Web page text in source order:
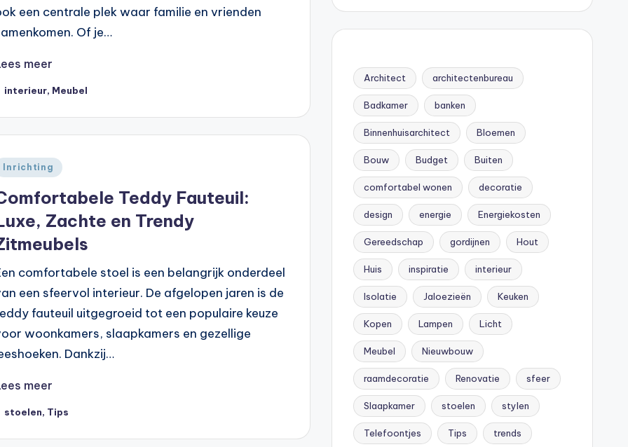
een centrale plek waar familie en vrienden
Of je…
meer
interieur, Meubel
Inrichting
Teddy Fauteuil:
Zachte en Trendy
comfortabele stoel is een belangrijk onderdeel
een sfeervol interieur. De afgelopen jaren is de
fauteuil uitgegroeid tot een populaire keuze
woonkamers, slaapkamers en gezellige
Dankzij…
meer
stoelen, Tips
Architect architectenbureau
Badkamer banken
Binnenhuisarchitect Bloemen
Bouw Budget Buiten
comfortabel wonen decoratie
design energie Energiekosten
Gereedschap gordijnen Hout
Huis inspiratie interieur
Isolatie Jaloezieën Keuken
Kopen Lampen Licht
Meubel Nieuwbouw
raamdecoratie Renovatie sfeer
Slaapkamer stoelen stylen
Telefoontjes Tips trends